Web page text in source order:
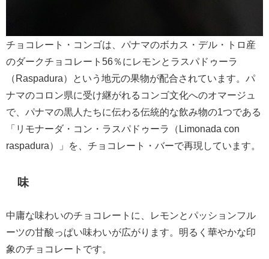
チョコレート・コンゴは、パナマのボカス・デル・トロ産
のダークチョコレート56％にレモンとラスパドゥーラ
（Raspadura）という地元の果物が配合されています。パ
ナマのコロン県に受け継がれるコンゴ文化へのオマージュ
で、パナマの黒人たちに伝わる伝統的な飲み物の1つである
「リモナーダ・コン・ラスパドゥーラ（Limonada con
raspadura）」を、チョコレート・バーで再現しています。
味
中庸な味わいのチョコレートに、レモンとパッションフル
ーツの甘酸っぱい味わいが広がります。明るく華やかな印
象のチョコレートです。